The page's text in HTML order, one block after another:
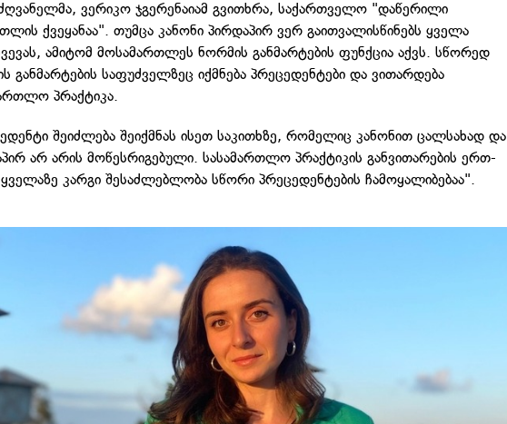
ვერიკო ჯგერენაიამ გვითხრა, საქართველო "დაწერილი
ქვეყანაა". თუმცა კანონი პირდაპირ ვერ გაითვალისწინებს ყველა
ამიტომ მოსამართლეს ნორმის განმარტების ფუნქცია აქვს. სწორედ
განმარტების საფუძველზეც იქმნება პრეცედენტები და ვითარდება
პრაქტიკა.
შეიძლება შეიქმნას ისეთ საკითხზე, რომელიც კანონით ცალსახად და
არ არის მოწესრიგებული. სასამართლო პრაქტიკის განვითარების ერთ-
კარგი შესაძლებლობა სწორი პრეცედენტების ჩამოყალიბებაა".